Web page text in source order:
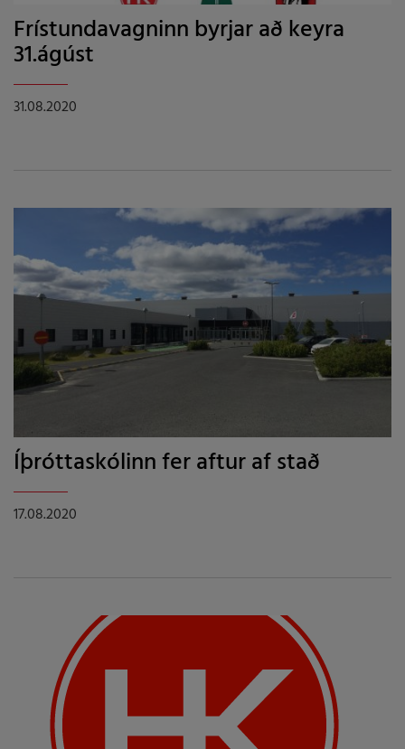
Frístundavagninn byrjar að keyra
31.ágúst
31.08.2020
Íþróttaskólinn fer aftur af stað
17.08.2020